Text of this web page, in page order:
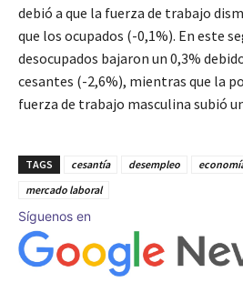
debió a que la fuerza de trabajo
que los ocupados (-0,1%). En este
desocupados bajaron un 0,3%
cesantes (-2,6%), mientras que la
fuerza de trabajo masculina subió
TAGS cesantía desempleo
mercado laboral
Síguenos en